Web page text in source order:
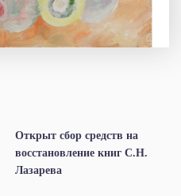
Открыт сбор средств на
восстановление книг С.Н.
Лазарева